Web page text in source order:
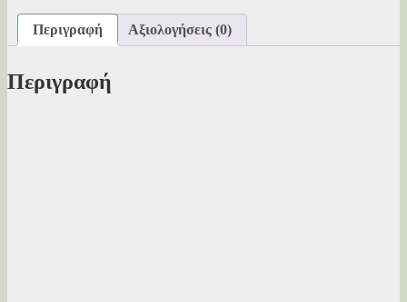
Περιγραφή Αξιολογήσεις (0)
Περιγραφή